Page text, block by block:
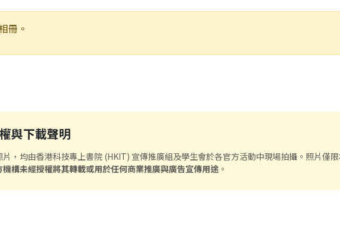
冊。
與下載聲明
，均由香港科技專上書院 (HKIT) 宣傳推廣組及學生會於各官方活動中現場拍攝。照片僅
構未經授權將其轉載或用於任何商業推廣與廣告宣傳用途 。